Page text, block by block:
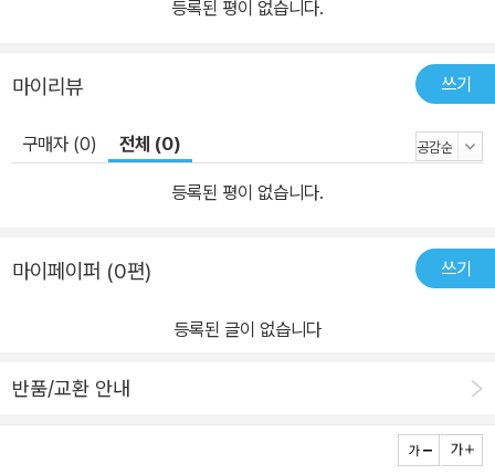
등록된 평이 없습니다.
마이리뷰 쓰기
구매자 (0) 전체 (0)
등록된 평이 없습니다.
마이페이퍼 (0편) 쓰기
등록된 글이 없습니다
반품/교환 안내